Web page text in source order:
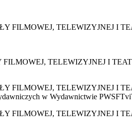
FILMOWEJ, TELEWIZYJNEJ I
TELEWIZYJNEJ I
FILMOWEJ, TELEWIZYJNEJ I
w Wydawnictwie
FILMOWEJ, TELEWIZYJNEJ I